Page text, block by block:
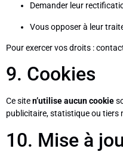
Demander leur
Vous opposer à leur
Pour exercer vos droits :
9. Cookies
Ce siten’utilise aucun cookie
publicitaire, statistique ou tiers
10. Mise à